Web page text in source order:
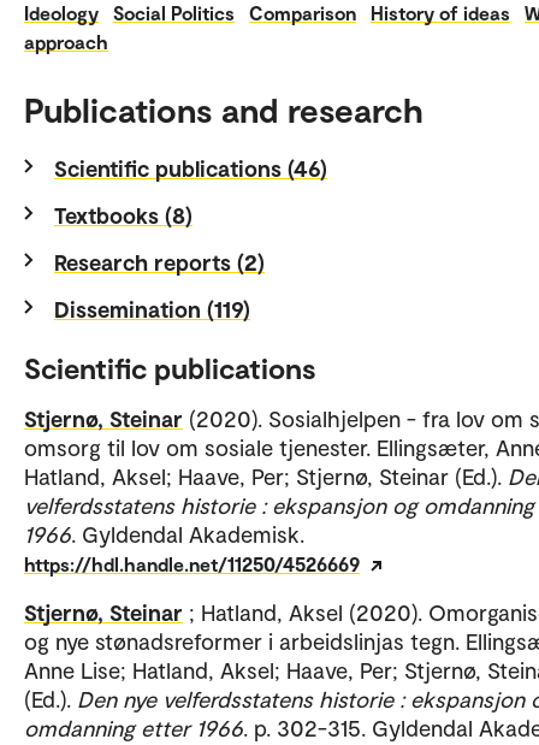
Ideology Social Politics Comparison History of ideas
approach
Publications and research
Scientific publications (46)
Textbooks (8)
Research reports (2)
Dissemination (119)
Scientific publications
Stjernø, Steinar (2020). Sosialhjelpen - fra lov om
omsorg til lov om sosiale tjenester. Ellingsæter,
Hatland, Aksel; Haave, Per; Stjernø, Steinar (Ed.).
velferdsstatens historie : ekspansjon og
1966. Gyldendal Akademisk.
https://hdl.handle.net/11250/4526669
Stjernø, Steinar ; Hatland, Aksel (2020).
og nye stønadsreformer i arbeidslinjas tegn.
Anne Lise; Hatland, Aksel; Haave, Per; Stjernø,
(Ed.). Den nye velferdsstatens historie : ekspansjon
omdanning etter 1966. p. 302-315. Gyldendal